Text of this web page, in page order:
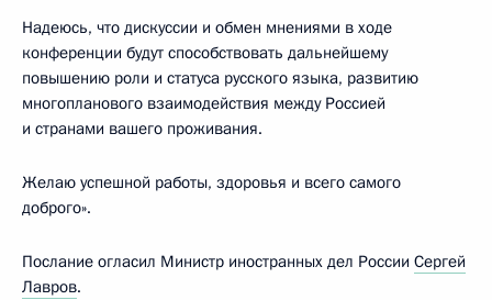
Надеюсь, что дискуссии и обмен мнениями в ходе
конференции будут способствовать дальнейшему
повышению роли и статуса русского языка, развитию
многопланового взаимодействия между Россией
и странами вашего проживания.
Желаю успешной работы, здоровья и всего самого
доброго».
Послание огласил Министр иностранных дел России Сергей
Лавров.